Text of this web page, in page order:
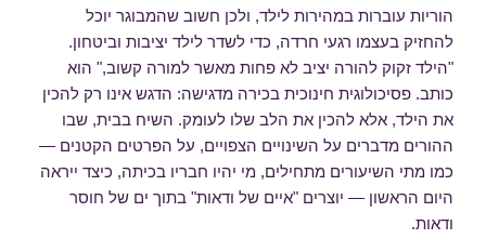
הוריות עוברות במהירות לילד, ולכן חשוב שהמבוגר יוכל
להחזיק בעצמו רגעי חרדה, כדי לשדר לילד יציבות וביטחון.
"הילד זקוק להורה יציב לא פחות מאשר למורה קשוב," הוא
כותב. פסיכולוגית חינוכית בכירה מדגישה: הדגש אינו רק להכין
את הילד, אלא להכין את הלב שלו לעומק. השיח בבית, שבו
ההורים מדברים על השינויים הצפויים, על הפרטים הקטנים —
כמו מתי השיעורים מתחילים, מי יהיו חבריו בכיתה, כיצד ייראה
היום הראשון — יוצרים "איים של ודאות" בתוך ים של חוסר
ודאות.